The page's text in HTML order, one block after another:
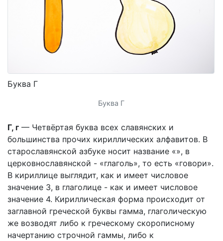
Буква Г
Буква Г
Г, г — Четвёртая буква всех славянских и
большинства прочих кириллических алфавитов. В
старославянской азбуке носит название «», в
церковнославянской - «глаголь», то есть «говори».
В кириллице выглядит, как и имеет числовое
значение 3, в глаголице - как и имеет числовое
значение 4. Кириллическая форма происходит от
заглавной греческой буквы гамма, глаголическую
же возводят либо к греческому скорописному
начертанию строчной гаммы, либо к